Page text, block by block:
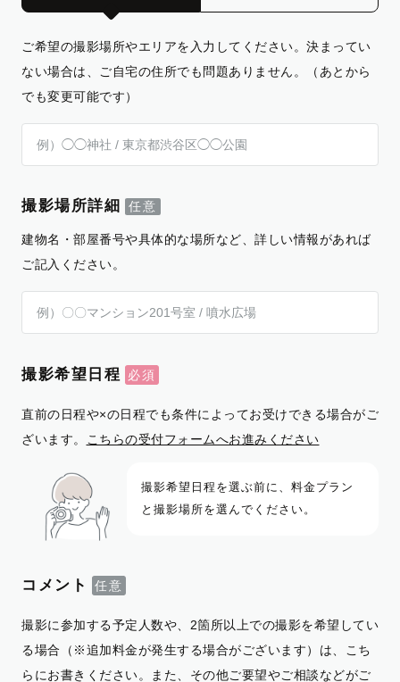
ご希望の撮影場所やエリアを入力してください。決まってい
ない場合は、ご自宅の住所でも問題ありません。（あとから
でも変更可能です）
撮影場所詳細
建物名・部屋番号や具体的な場所など、詳しい情報があれば
ご記入ください。
撮影希望日程
直前の日程や×の日程でも条件によってお受けできる場合がご
ざいます。
こちらの受付フォームへお進みください
撮影希望日程を選ぶ前に、料金プラン
と撮影場所を選んでください。
コメント
撮影に参加する予定人数や、2箇所以上での撮影を希望してい
る場合（※追加料金が発生する場合がございます）は、こち
らにお書きください。また、その他ご要望やご相談などがご